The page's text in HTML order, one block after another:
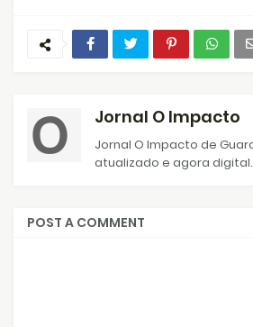
Jornal O Impacto
Jornal O Impacto de
atualizado e agora digital.
POST A COMMENT